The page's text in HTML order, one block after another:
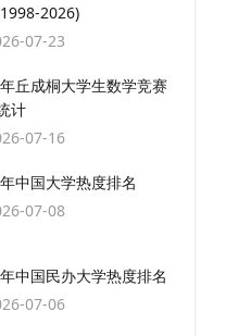
2026)
07-23
丘成桐大学生数学竞赛
计
07-16
中国大学热度排名
07-08
中国民办大学热度排名
07-06